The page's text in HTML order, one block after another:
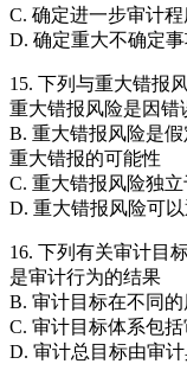
C. 确定进一步审计
D. 确定重大不确定
15. 下列与重大错报
重大错报风险是因错
B. 重大错报风险是
重大错报的可能性
C. 重大错报风险独
D. 重大错报风险可
16. 下列有关审计目
是审计行为的结果
B. 审计目标在不同
C. 审计目标体系包
D. 审计总目标由审